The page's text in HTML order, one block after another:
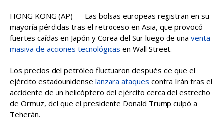
HONG KONG (AP) — Las bolsas europeas registran en su
mayoría pérdidas tras el retroceso en Asia, que provocó
fuertes caídas en Japón y Corea del Sur luego de una venta
masiva de acciones tecnológicas en Wall Street.
Los precios del petróleo fluctuaron después de que el
ejército estadounidense lanzara ataques contra Irán tras el
accidente de un helicóptero del ejército cerca del estrecho
de Ormuz, del que el presidente Donald Trump culpó a
Teherán.